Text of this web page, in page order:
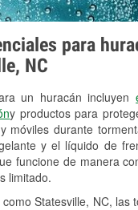
para
NC
un huracán incluyen
y productos para
móviles durante
y el líquido de
funcione de manera
limitado.
Statesville, NC,